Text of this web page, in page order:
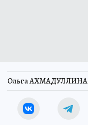
Ольга АХМАДУЛЛИНА